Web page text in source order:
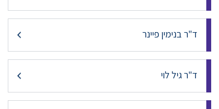
ד"ר בנימין פיינר
ד"ר גיל לוי